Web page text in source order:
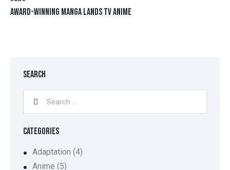
AWARD-WINNING MANGA LANDS TV ANIME
SEARCH
CATEGORIES
Adaptation (4)
Anime (5)